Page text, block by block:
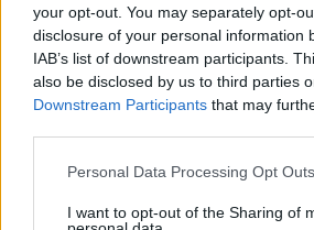
your opt-out. You may separately opt-
disclosure of your personal information
IAB’s list of downstream participants.
also be disclosed by us to third parties
Downstream Participants that may
Please note that this website/app uses
not limited to your visit or usage
Personal Data Processing Opt Outs
I want to opt-out of the Sharing of